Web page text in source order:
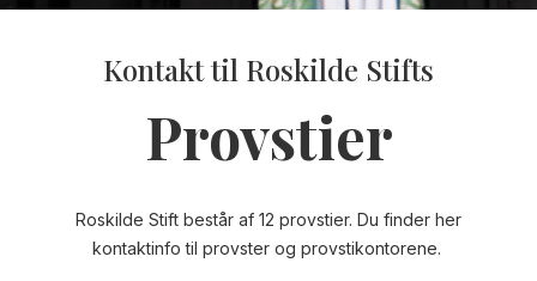
Kontakt til Roskilde Stifts
Provstier
Roskilde Stift består af 12 provstier. Du finder her
kontaktinfo til provster og provstikontorene.